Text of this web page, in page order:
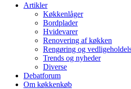
Artikler
Køkkenlåger
Bordplader
Hvidevarer
Renovering af køkken
Rengøring og
Trends og nyheder
Diverse
Debatforum
Om køkkenkøb